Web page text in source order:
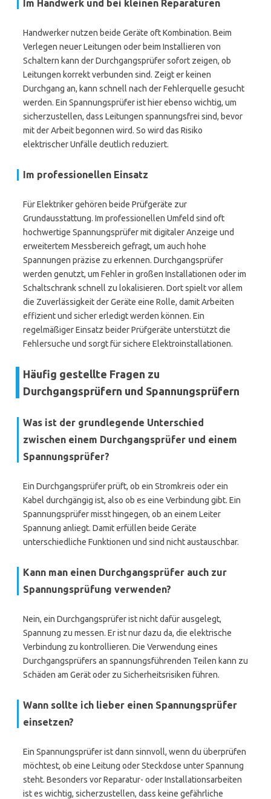
Im Handwerk und bei kleinen Reparaturen
Handwerker nutzen beide Geräte oft Kombination. Beim
Verlegen neuer Leitungen oder beim Installieren von
Schaltern kann der Durchgangsprüfer sofort zeigen, ob
Leitungen korrekt verbunden sind. Zeigt er keinen
Durchgang an, kann schnell nach der Fehlerquelle gesucht
werden. Ein Spannungsprüfer ist hier ebenso wichtig, um
sicherzustellen, dass Leitungen spannungsfrei sind, bevor
mit der Arbeit begonnen wird. So wird das Risiko
elektrischer Unfälle deutlich reduziert.
Im professionellen Einsatz
Für Elektriker gehören beide Prüfgeräte zur
Grundausstattung. Im professionellen Umfeld sind oft
hochwertige Spannungsprüfer mit digitaler Anzeige und
erweitertem Messbereich gefragt, um auch hohe
Spannungen präzise zu erkennen. Durchgangsprüfer
werden genutzt, um Fehler in großen Installationen oder im
Schaltschrank schnell zu lokalisieren. Dort spielt vor allem
die Zuverlässigkeit der Geräte eine Rolle, damit Arbeiten
effizient und sicher erledigt werden können. Ein
regelmäßiger Einsatz beider Prüfgeräte unterstützt die
Fehlersuche und sorgt für sichere Elektroinstallationen.
Häufig gestellte Fragen zu
Durchgangsprüfern und Spannungsprüfern
Was ist der grundlegende Unterschied
zwischen einem Durchgangsprüfer und einem
Spannungsprüfer?
Ein Durchgangsprüfer prüft, ob ein Stromkreis oder ein
Kabel durchgängig ist, also ob es eine Verbindung gibt. Ein
Spannungsprüfer misst hingegen, ob an einem Leiter
Spannung anliegt. Damit erfüllen beide Geräte
unterschiedliche Funktionen und sind nicht austauschbar.
Kann man einen Durchgangsprüfer auch zur
Spannungsprüfung verwenden?
Nein, ein Durchgangsprüfer ist nicht dafür ausgelegt,
Spannung zu messen. Er ist nur dazu da, die elektrische
Verbindung zu kontrollieren. Die Verwendung eines
Durchgangsprüfers an spannungsführenden Teilen kann zu
Schäden am Gerät oder zu Sicherheitsrisiken führen.
Wann sollte ich lieber einen Spannungsprüfer
einsetzen?
Ein Spannungsprüfer ist dann sinnvoll, wenn du überprüfen
möchtest, ob eine Leitung oder Steckdose unter Spannung
steht. Besonders vor Reparatur- oder Installationsarbeiten
ist es wichtig, sicherzustellen, dass keine gefährliche